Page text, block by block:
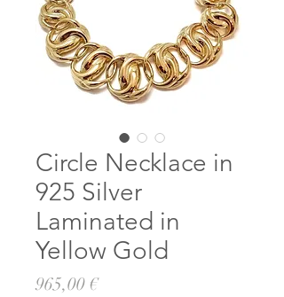
Circle Necklace in
925 Silver
Laminated in
Yellow Gold
965,00 €Prezzo